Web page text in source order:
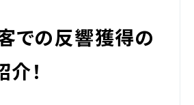
での反響獲得の
！